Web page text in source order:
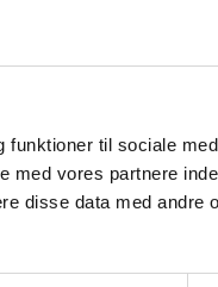
til sociale
med vores partnere
disse data med andre
Tilgå dine